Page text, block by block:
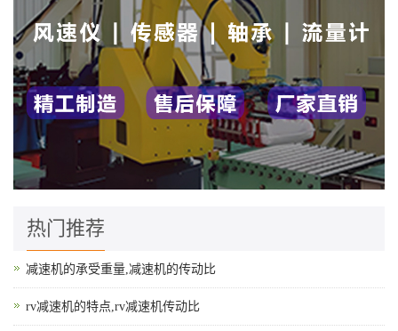
热门推荐
减速机的承受重量,减速机的传动比
rv减速机的特点,rv减速机传动比